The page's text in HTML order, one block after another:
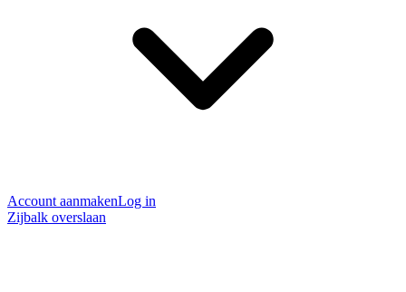
Account aanmakenLog in
Zijbalk overslaan